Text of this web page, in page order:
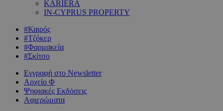
KARIERA
IN-CYPRUS PROPERTY
#Καιρός
#Τζόκερ
#Φαρμακεία
#Σκίτσο
Εγγραφή στο Newsletter
Αρχείο Φ
Ψηφιακές Εκδόσεις
Αφιερώματα